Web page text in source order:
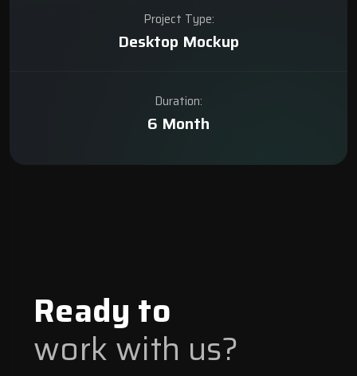
Project Type:
Desktop Mockup
Duration:
6 Month
Ready to
work with us?